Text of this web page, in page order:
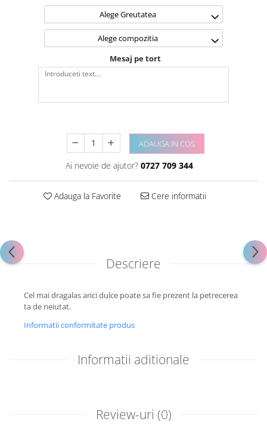
Alege Greutatea
Alege compozitia
Mesaj pe tort
ADAUGA IN COS
Ai nevoie de ajutor? 0727 709 344
Adauga la Favorite Cere informatii
Descriere
Cel mai dragalas arici dulce poate sa fie prezent la petrecerea
ta de neiutat.
Informatii conformitate produs
Informatii aditionale
Review-uri (0)